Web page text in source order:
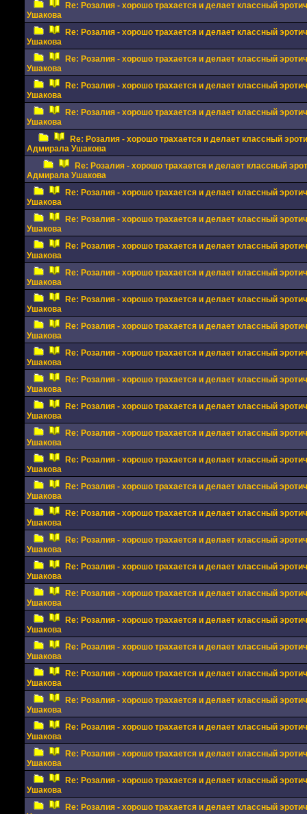
Re: Розалия - хорошо трахается и делает классный
Ушакова
Re: Розалия - хорошо трахается и делает классный
Ушакова
Re: Розалия - хорошо трахается и делает классный
Ушакова
Re: Розалия - хорошо трахается и делает классный
Ушакова
Re: Розалия - хорошо трахается и делает классный
Ушакова
Re: Розалия - хорошо трахается и делает классный
Адмирала Ушакова
Re: Розалия - хорошо трахается и делает классный
Адмирала Ушакова
Re: Розалия - хорошо трахается и делает классный
Ушакова
Re: Розалия - хорошо трахается и делает классный
Ушакова
Re: Розалия - хорошо трахается и делает классный
Ушакова
Re: Розалия - хорошо трахается и делает классный
Ушакова
Re: Розалия - хорошо трахается и делает классный
Ушакова
Re: Розалия - хорошо трахается и делает классный
Ушакова
Re: Розалия - хорошо трахается и делает классный
Ушакова
Re: Розалия - хорошо трахается и делает классный
Ушакова
Re: Розалия - хорошо трахается и делает классный
Ушакова
Re: Розалия - хорошо трахается и делает классный
Ушакова
Re: Розалия - хорошо трахается и делает классный
Ушакова
Re: Розалия - хорошо трахается и делает классный
Ушакова
Re: Розалия - хорошо трахается и делает классный
Ушакова
Re: Розалия - хорошо трахается и делает классный
Ушакова
Re: Розалия - хорошо трахается и делает классный
Ушакова
Re: Розалия - хорошо трахается и делает классный
Ушакова
Re: Розалия - хорошо трахается и делает классный
Ушакова
Re: Розалия - хорошо трахается и делает классный
Ушакова
Re: Розалия - хорошо трахается и делает классный
Ушакова
Re: Розалия - хорошо трахается и делает классный
Ушакова
Re: Розалия - хорошо трахается и делает классный
Ушакова
Re: Розалия - хорошо трахается и делает классный
Ушакова
Re: Розалия - хорошо трахается и делает классный
Ушакова
Re: Розалия - хорошо трахается и делает классный